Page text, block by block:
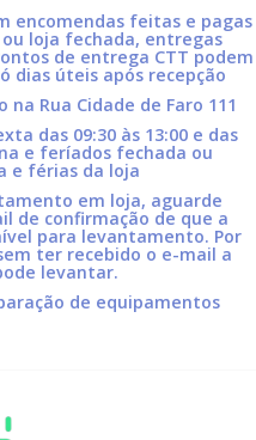
encomendas feitas e pagas
loja fechada, entregas
de entrega CTT podem
dias úteis após recepção
Rua Cidade de Faro 111
das 09:30 às 13:00 e das
e feríados fechada ou
e férias da loja
em loja, aguarde
de confirmação de que a
para levantamento. Por
ter recebido o e-mail a
levantar.
de equipamentos